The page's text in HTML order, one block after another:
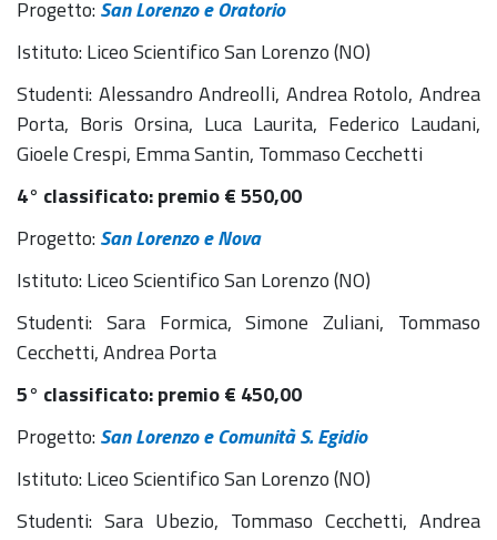
Progetto:San Lorenzo e Oratorio
Istituto: Liceo Scientifico San Lorenzo (NO)
Studenti: Alessandro Andreolli, Andrea Rotolo, Andrea
Porta, Boris Orsina, Luca Laurita, Federico Laudani,
Gioele Crespi, Emma Santin, Tommaso Cecchetti
4° classificato: premio€550,00
Progetto:San Lorenzo e Nova
Istituto: Liceo Scientifico San Lorenzo (NO)
Studenti: Sara Formica, Simone Zuliani, Tommaso
Cecchetti, Andrea Porta
5° classificato: premio€ 450,00
Progetto:San Lorenzo e Comunità S. Egidio
Istituto: Liceo Scientifico San Lorenzo (NO)
Studenti: Sara Ubezio, Tommaso Cecchetti, Andrea